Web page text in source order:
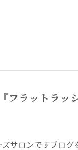
フラットラ
サロンですブロ